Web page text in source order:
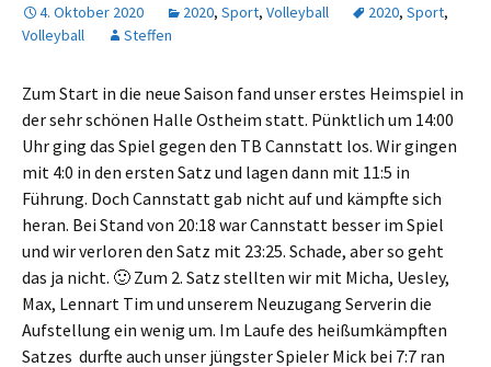
4. Oktober 2020 2020, Sport, Volleyball 2020, Sport,
Volleyball
Steffen
Zum Start in die neue Saison fand unser erstes Heimspiel in
der sehr schönen Halle Ostheim statt. Pünktlich um 14:00
Uhr ging das Spiel gegen den TB Cannstatt los. Wir gingen
mit 4:0 in den ersten Satz und lagen dann mit 11:5 in
Führung. Doch Cannstatt gab nicht auf und kämpfte sich
heran. Bei Stand von 20:18 war Cannstatt besser im Spiel
und wir verloren den Satz mit 23:25. Schade, aber so geht
das ja nicht. 🙂 Zum 2. Satz stellten wir mit Micha, Uesley,
Max, Lennart Tim und unserem Neuzugang Serverin die
Aufstellung ein wenig um. Im Laufe des heißumkämpften
Satzes durfte auch unser jüngster Spieler Mick bei 7:7 ran